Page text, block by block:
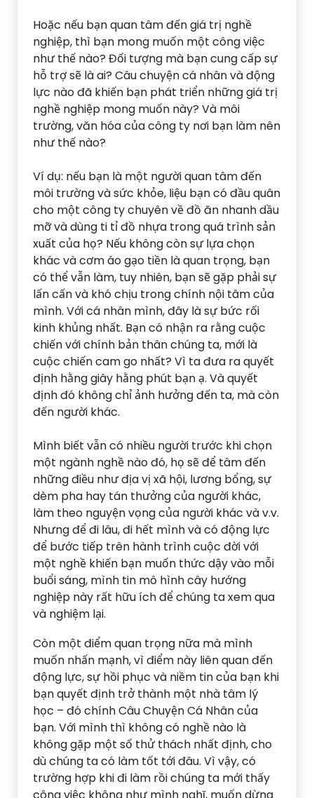
Hoặc nếu bạn quan tâm đến giá trị nghề
nghiệp, thì bạn mong muốn một công việc
như thế nào? Đối tượng mà bạn cung cấp sự
hỗ trợ sẽ là ai? Câu chuyện cá nhân và động
lực nào đã khiến bạn phát triển những giá trị
nghề nghiệp mong muốn này? Và môi
trường, văn hóa của công ty nơi bạn làm nên
như thế nào?
Ví dụ: nếu bạn là một người quan tâm đến
môi trường và sức khỏe, liệu bạn có đầu quân
cho một công ty chuyên về đồ ăn nhanh dầu
mỡ và dùng ti tỉ đồ nhựa trong quá trình sản
xuất của họ? Nếu không còn sự lựa chọn
khác và cơm áo gạo tiền là quan trọng, bạn
có thể vẫn làm, tuy nhiên, bạn sẽ gặp phải sự
lấn cấn và khó chịu trong chính nội tâm của
mình. Với cá nhân mình, đây là sự bức rối
kinh khủng nhất. Bạn có nhận ra rằng cuộc
chiến với chính bản thân chúng ta, mới là
cuộc chiến cam go nhất? Vì ta đưa ra quyết
định hằng giây hằng phút bạn ạ. Và quyết
định đó không chỉ ảnh hưởng đến ta, mà còn
đến người khác.
Mình biết vẫn có nhiều người trước khi chọn
một ngành nghề nào đó, họ sẽ để tâm đến
những điều như địa vị xã hội, lương bổng, sự
dèm pha hay tán thưởng của người khác,
làm theo nguyện vọng của người khác và v.v.
Nhưng để đi lâu, đi hết mình và có động lực
để bước tiếp trên hành trình cuộc đời với
một nghề khiến bạn muốn thức dậy vào mỗi
buổi sáng, mình tin mô hình cây hướng
nghiệp này rất hữu ích để chúng ta xem qua
và nghiệm lại.
Còn một điểm quan trọng nữa mà mình
muốn nhấn mạnh, vì điểm này liên quan đến
động lực, sự hồi phục và niềm tin của bạn khi
bạn quyết định trở thành một nhà tâm lý
học – đó chính Câu Chuyện Cá Nhân của
bạn. Với mình thì không có nghề nào là
không gặp một số thử thách nhất định, cho
dù chúng ta có làm tốt tới đâu. Vì vậy, có
trường hợp khi đi làm rồi chúng ta mới thấy